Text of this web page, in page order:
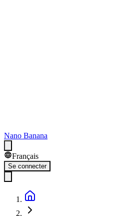
Nano Banana
Français
Se connecter